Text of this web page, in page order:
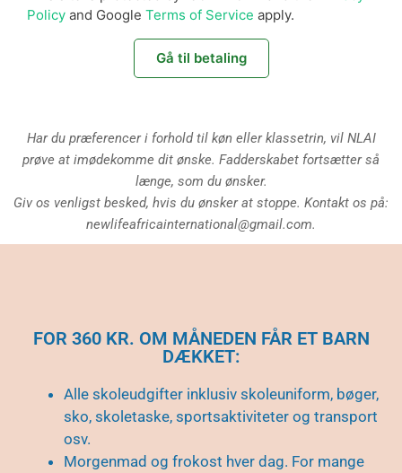
Policy and Google Terms of Service apply.
Gå til betaling
Har du præferencer i forhold til køn eller klassetrin, vil NLAI
prøve at imødekomme dit ønske. Fadderskabet fortsætter så
længe, som du ønsker.
Giv os venligst besked, hvis du ønsker at stoppe. Kontakt os på:
newlifeafricainternational@gmail.com.
FOR 360 KR. OM MÅNEDEN FÅR ET BARN
DÆKKET:
Alle skoleudgifter inklusiv skoleuniform, bøger,
sko, skoletaske, sportsaktiviteter og transport
osv.
Morgenmad og frokost hver dag. For mange